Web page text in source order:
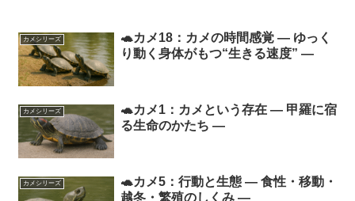
カメシリーズ
🐢カメ18：カメの時間感覚 ― ゆっく
り動く身体がもつ“生きる速度” ―
カメシリーズ
🐢カメ1：カメという存在 ― 甲羅に宿
る生命のかたち ―
カメシリーズ
🐢カメ5：行動と生態 ― 食性・移動・
越冬・繁殖のしくみ ―